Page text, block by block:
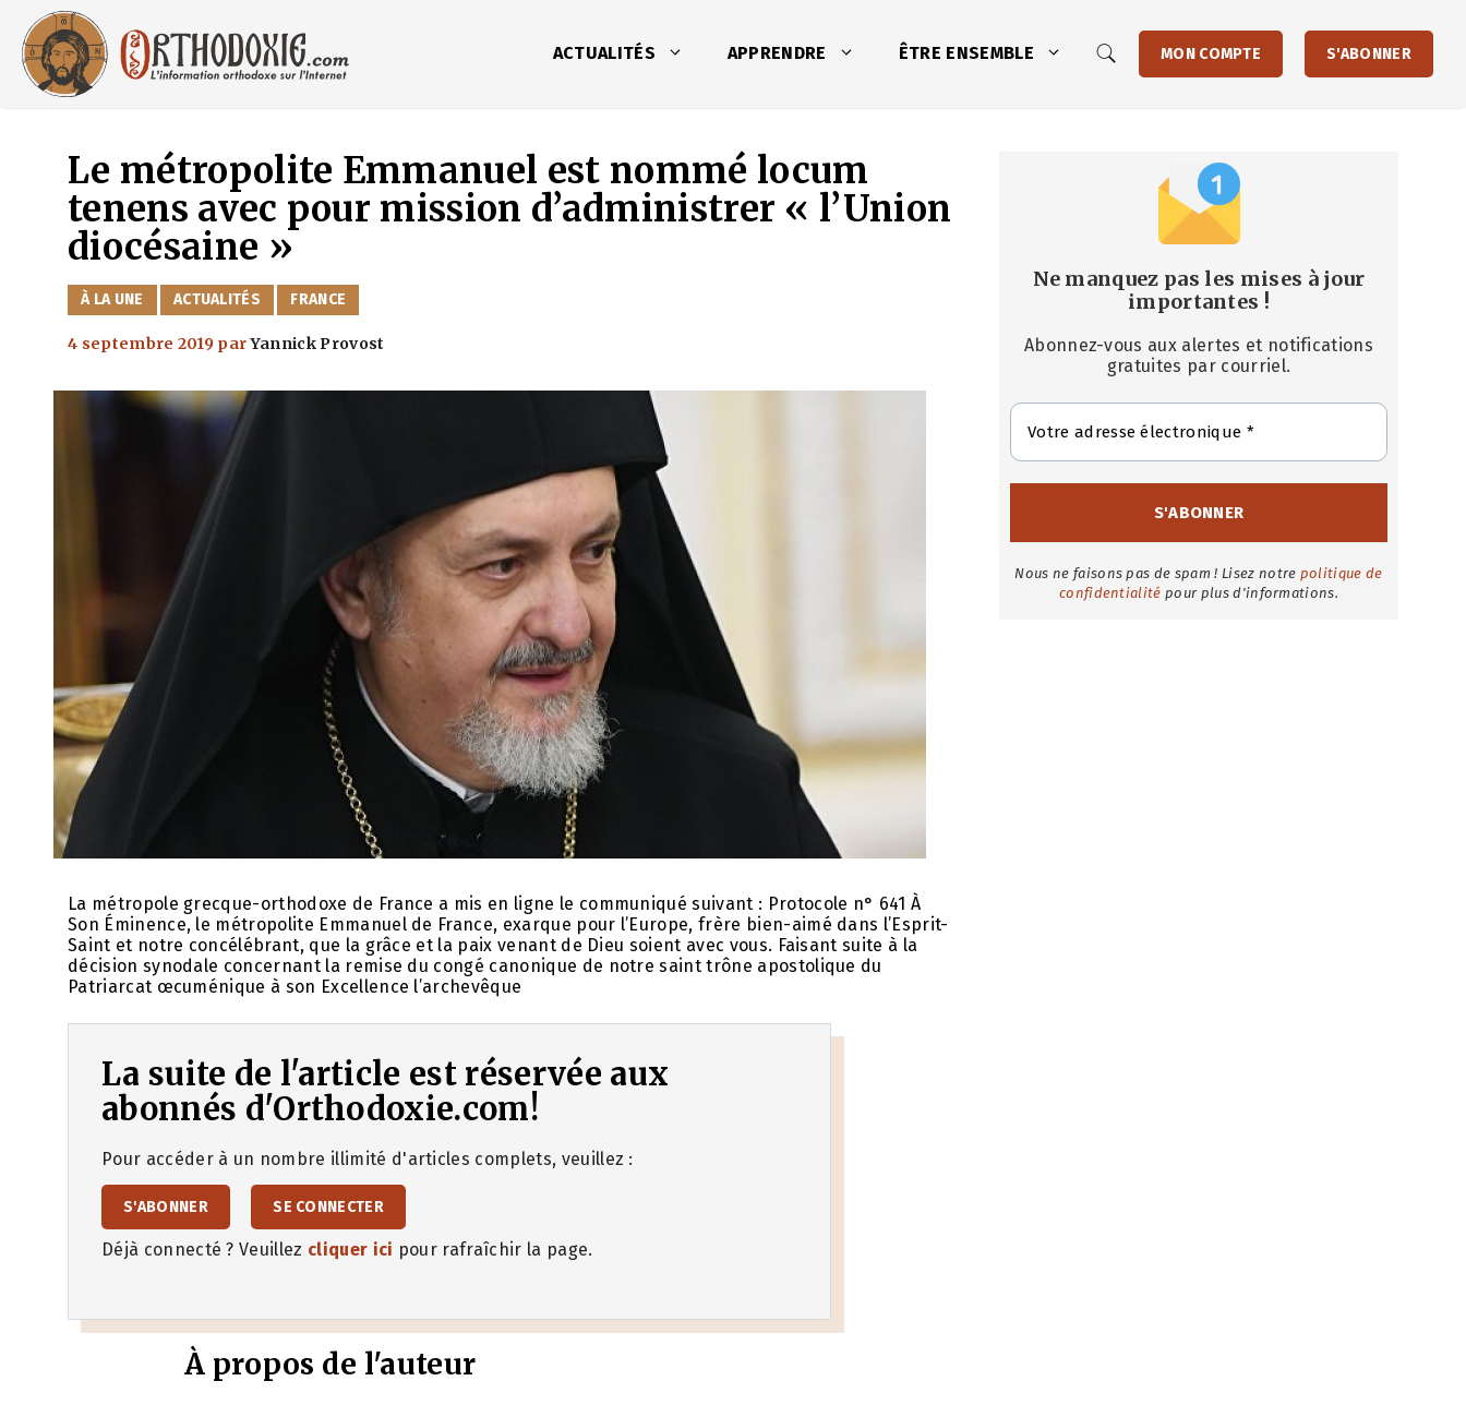
contenu
ACTUALITÉS APPRENDRE ÊTRE ENSEMBLE MON COMPTE S'ABONNER
Le métropolite Emmanuel est nommé locum
tenens avec pour mission d’administrer « l’Union
diocésaine »
CATÉGORIES
À LA UNE ACTUALITÉS FRANCE
4 septembre 2019 parYannick Provost
La métropole grecque-orthodoxe de France a mis en ligne le communiqué suivant : Protocole n° 641 À
Son Éminence, le métropolite Emmanuel de France, exarque pour l’Europe, frère bien-aimé dans l’Esprit-
Saint et notre concélébrant, que la grâce et la paix venant de Dieu soient avec vous. Faisant suite à la
décision synodale concernant la remise du congé canonique de notre saint trône apostolique du
Patriarcat œcuménique à son Excellence l’archevêque
La suite de l'article est réservée aux
abonnés d'Orthodoxie.com!
Pour accéder à un nombre illimité d'articles complets, veuillez :
S'ABONNER SE CONNECTER
Déjà connecté ? Veuillez cliquer ici pour rafraîchir la page.
À propos de l'auteur
Ne manquez pas les mises à jour
importantes !
Abonnez-vous aux alertes et notifications
gratuites par courriel.
Nous ne faisons pas de spam ! Lisez notre politique de
confidentialité pour plus d'informations.